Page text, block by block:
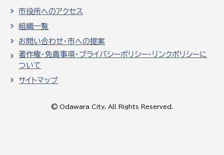
市役所へのアクセス
組織一覧
お問い合わせ・市への提案
著作権・免責事項・プライバシーポリシー・リンクポリシーに
ついて
サイトマップ
© Odawara City, All Rights Reserved.